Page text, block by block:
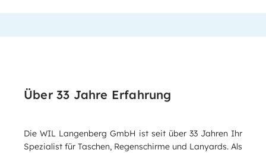
Über 33 Jahre Erfahrung
Die WIL Langenberg GmbH ist seit über 33 Jahren Ihr
Spezialist für Taschen, Regenschirme und Lanyards. Als